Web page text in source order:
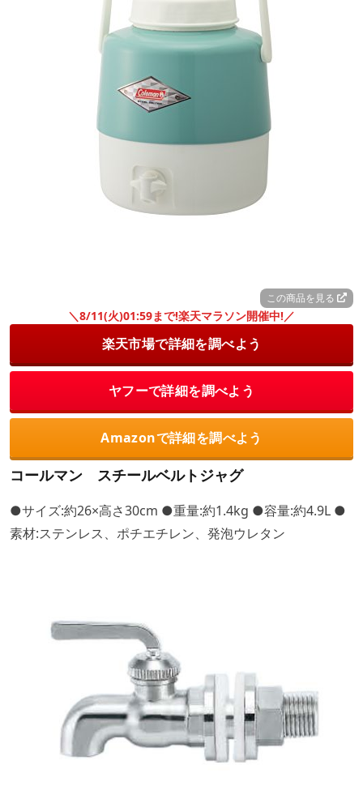
この商品を見る
＼8/11(火)01:59まで!楽天マラソン開催中!／
楽天市場で詳細を調べよう
ヤフーで詳細を調べよう
Amazonで詳細を調べよう
コールマン スチールベルトジャグ
●サイズ:約26×高さ30cm ●重量:約1.4kg ●容量:約4.9L ●
素材:ステンレス、ポチエチレン、発泡ウレタン